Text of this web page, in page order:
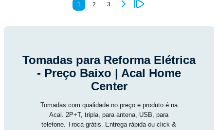
1 2 3
Tomadas para Reforma Elétrica
- Preço Baixo | Acal Home
Center
Tomadas com qualidade no preço e produto é na
Acal. 2P+T, tripla, para antena, USB, para
telefone. Troca grátis. Entrega rápida ou click &